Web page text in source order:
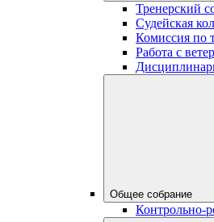
Тренерский
Судейская
Комиссия по
Работа с
Общее собрание
Контрольно-